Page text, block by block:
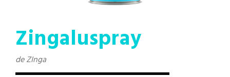
Zingaluspray
de ZInga